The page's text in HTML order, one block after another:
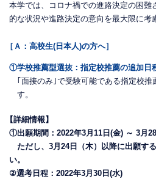
本学では、コロナ禍での進路決定の困難
的な状況や進路決定の意向を最大限に考
［Ａ：高校生(日本人)の方へ］
①学校推薦型選抜：指定校推薦の追加日
｢面接のみ｣で受験可能である指定校推
す。
【詳細情報】
①出願期間：2022年3月11日(金) ～ 3月
ただし、3月24日（木）以降に出願す
い。
②選考日程：2022年3月30日(水)